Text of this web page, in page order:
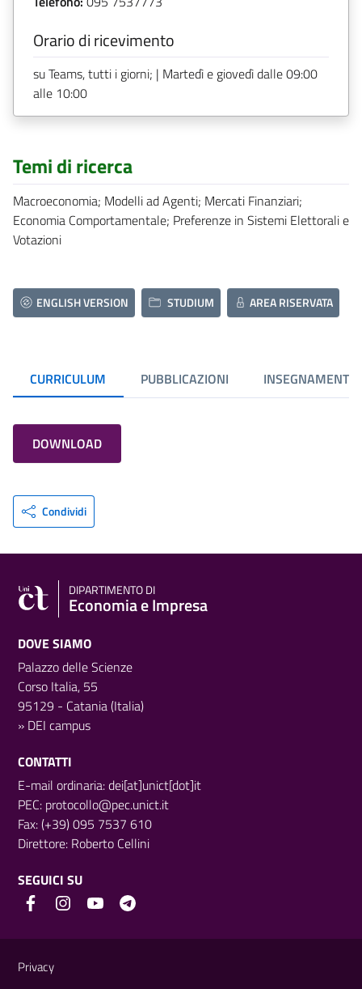
Orario di ricevimento
su Teams, tutti i giorni; | Martedì e giovedì dalle 09:00
alle 10:00
Temi di ricerca
Macroeconomia; Modelli ad Agenti; Mercati Finanziari;
Economia Comportamentale; Preferenze in Sistemi Elettorali e
Votazioni
ENGLISH VERSION STUDIUM AREA RISERVATA
CURRICULUM PUBBLICAZIONI INSEGNAMENTI
DOWNLOAD
Condividi
DIPARTIMENTO DI
Economia e Impresa
DOVE SIAMO
Palazzo delle Scienze
Corso Italia, 55
95129 - Catania (Italia)
» DEI campus
CONTATTI
E-mail ordinaria: dei[at]unict[dot]it
PEC: protocollo@pec.unict.it
Fax: (+39) 095 7537 610
Direttore: Roberto Cellini
SEGUICI SU
Privacy